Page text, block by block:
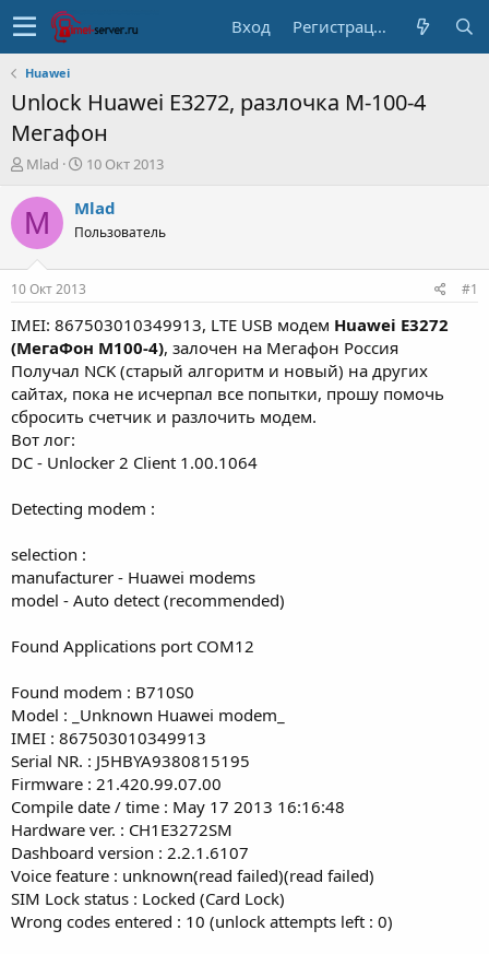
Вход Регистрация
Huawei
Unlock Huawei E3272, разлочка M-100-4
Мегафон
А
т
о
р
е
м
ы
Mlad
Д
т
н
л
10 Окт 2013
M Mlad
Пользователь
10 Окт 2013 #1
IMEI: 867503010349913, LTE USB модем Huawei E3272
(МегаФон М100-4), залочен на Мегафон Россия
Получал NCK (старый алгоритм и новый) на других
сайтах, пока не исчерпал все попытки, прошу помочь
сбросить счетчик и разлочить модем.
Вот лог:
DC - Unlocker 2 Client 1.00.1064
Detecting modem :
selection :
manufacturer - Huawei modems
model - Auto detect (recommended)
Found Applications port COM12
Found modem : B710S0
Model : _Unknown Huawei modem_
IMEI : 867503010349913
Serial NR. : J5HBYA9380815195
Firmware : 21.420.99.07.00
Compile date / time : May 17 2013 16:16:48
Hardware ver. : CH1E3272SM
Dashboard version : 2.2.1.6107
Voice feature : unknown(read failed)(read failed)
SIM Lock status : Locked (Card Lock)
Wrong codes entered : 10 (unlock attempts left : 0)